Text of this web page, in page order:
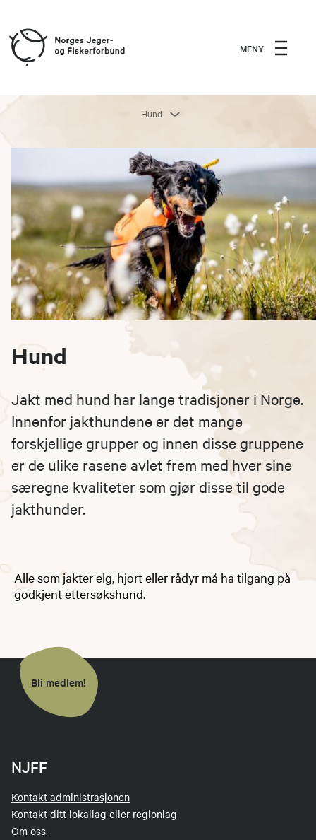
MENY
Hund
Hund
Jakt med hund har lange tradisjoner i Norge.
Innenfor jakthundene er det mange
forskjellige grupper og innen disse gruppene
er de ulike rasene avlet frem med hver sine
særegne kvaliteter som gjør disse til gode
jakthunder.
Alle som jakter elg, hjort eller rådyr må ha tilgang på
godkjent ettersøkshund.
Bli medlem!
NJFF
Kontakt administrasjonen
Kontakt ditt lokallag eller regionlag
Om oss